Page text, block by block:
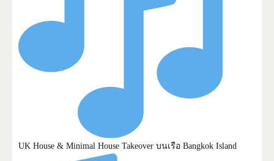
UK House & Minimal House Takeover บนเรือ Bangkok Island